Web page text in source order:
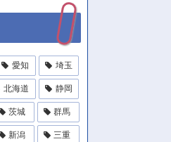
愛知 埼玉
北海道 静岡
茨城 群馬
新潟 三重